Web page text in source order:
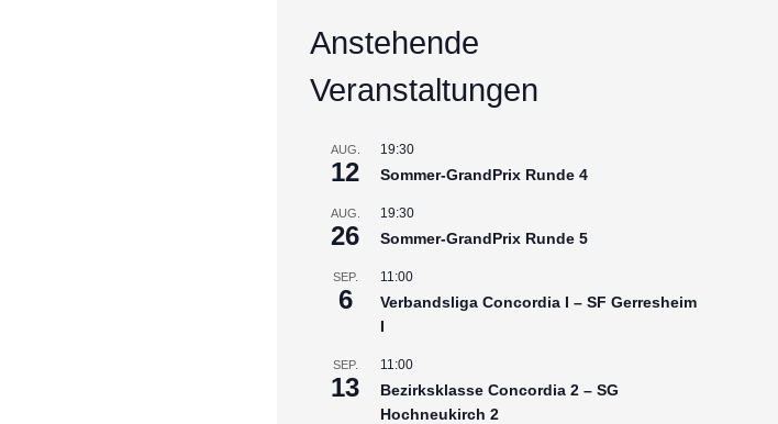
Anstehende
Veranstaltungen
AUG.
12
19:30
Sommer-GrandPrix Runde 4
AUG.
26
19:30
Sommer-GrandPrix Runde 5
SEP.
6
11:00
Verbandsliga Concordia I – SF Gerresheim
I
SEP.
13
11:00
Bezirksklasse Concordia 2 – SG
Hochneukirch 2